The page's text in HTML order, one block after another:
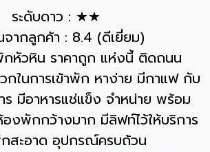
ระดับดาว : ★★
จากลูกค้า : 8.4 (ดีเยี่ยม)
หัวหิน ราคาถูก แห่งนี้ ติดถนน
กในการเข้าพัก หาง่าย มีกาแฟ กับ
ร มีอาหารแช่แข็ง จำหน่าย พร้อม
งพักกว้างมาก มีลิฟท์ไว้ให้บริการ
สะอาด อุปกรณ์ครบถ้วน